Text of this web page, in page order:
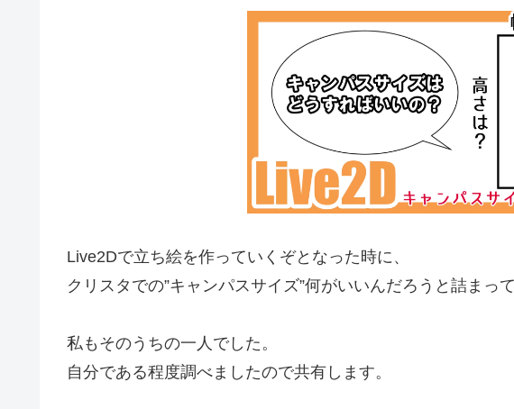
Live2Dで立ち絵を作っていくぞとなった時に、
クリスタでの”キャンパスサイズ”何がいいんだろうと詰まっ
私もそのうちの一人でした。
自分である程度調べましたので共有します。